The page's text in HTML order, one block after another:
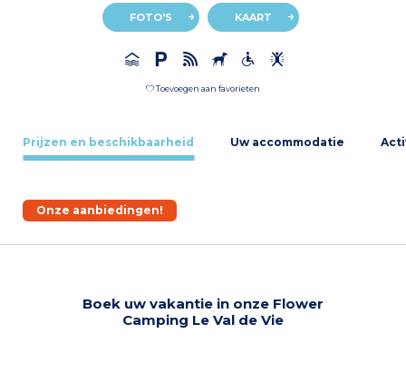
FOTO'S KAART
Toevoegen aan favorieten
Prijzen en beschikbaarheid Uw accommodatie
Onze aanbiedingen!
Boek uw vakantie in onze Flower
Camping Le Val de Vie